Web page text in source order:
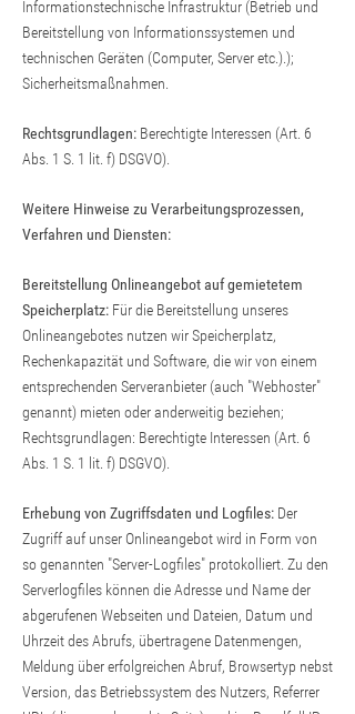
Informationstechnische Infrastruktur (Betrieb und
Bereitstellung von Informationssystemen und
technischen Geräten (Computer, Server etc.).);
Sicherheitsmaßnahmen.
Rechtsgrundlagen: Berechtigte Interessen (Art. 6
Abs. 1 S. 1 lit. f) DSGVO).
Weitere Hinweise zu Verarbeitungsprozessen,
Verfahren und Diensten:
Bereitstellung Onlineangebot auf gemietetem
Speicherplatz: Für die Bereitstellung unseres
Onlineangebotes nutzen wir Speicherplatz,
Rechenkapazität und Software, die wir von einem
entsprechenden Serveranbieter (auch "Webhoster"
genannt) mieten oder anderweitig beziehen;
Rechtsgrundlagen: Berechtigte Interessen (Art. 6
Abs. 1 S. 1 lit. f) DSGVO).
Erhebung von Zugriffsdaten und Logfiles: Der
Zugriff auf unser Onlineangebot wird in Form von
so genannten "Server-Logfiles" protokolliert. Zu den
Serverlogfiles können die Adresse und Name der
abgerufenen Webseiten und Dateien, Datum und
Uhrzeit des Abrufs, übertragene Datenmengen,
Meldung über erfolgreichen Abruf, Browsertyp nebst
Version, das Betriebssystem des Nutzers, Referrer